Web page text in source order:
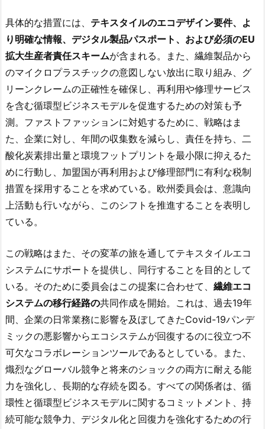
具体的な措置には、 テキスタイルのエコデザイン要件、よ
り明確な情報、デジタル製品パスポート、および必須のEU
拡大生産者責任スキームが含まれる。また、繊維製品から
のマイクロプラスチックの意図しない放出に取り組み、グ
リーンクレームの正確性を確保し、再利用や修理サービス
を含む循環型ビジネスモデルを促進するための対策も予
測。ファストファッションに対処するために、戦略はま
た、企業に対し、年間の収集数を減らし、責任を持ち、二
酸化炭素排出量と環境フットプリントを最小限に抑えるた
めに行動し、加盟国が再利用および修理部門に有利な税制
措置を採用することを求めている。欧州委員会は、意識向
上活動も行いながら、このシフトを推進することを表明し
ている。
この戦略はまた、その変革の旅を通してテキスタイルエコ
システムにサポートを提供し、同行することを目的として
いる。そのために委員会はこの提案に合わせて、 繊維エコ
システムの移行経路の共同作成を開始。これは、過去19年
間、企業の日常業務に影響を及ぼしてきたCovid-19パンデ
ミックの悪影響からエコシステムが回復するのに役立つ不
可欠なコラボレーションツールであるとしている。また、
熾烈なグローバル競争と将来のショックの両方に耐える能
力を強化し、長期的な存続を図る。すべての関係者は、循
環性と循環型ビジネスモデルに関するコミットメント、持
続可能な競争力、デジタル化と回復力を強化するための行